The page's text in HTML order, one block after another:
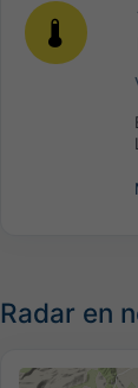
Radar en